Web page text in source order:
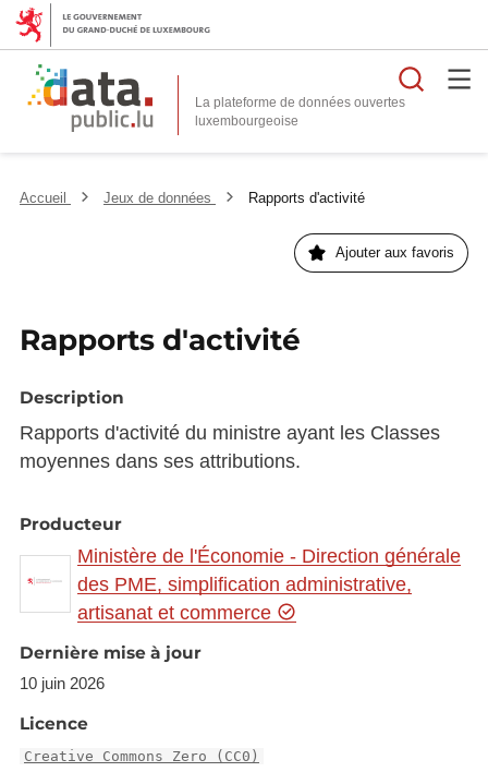
La plateforme de données ouvertes
Accueil Jeux de données Rapports d'activité
Ajouter aux favoris
Rapports d'activité
Description
Rapports d'activité du ministre ayant les Classes
moyennes dans ses attributions.
Producteur
Ministère de l'Économie - Direction générale
des PME, simplification administrative,
artisanat et commerce
Dernière mise à jour
10 juin 2026
Licence
Creative Commons Zero (CC0)